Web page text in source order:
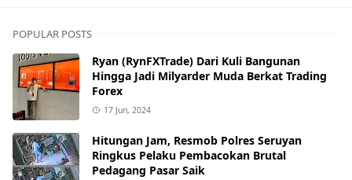
POPULAR POSTS
Ryan (RynFXTrade) Dari Kuli Bangunan
Hingga Jadi Milyarder Muda Berkat Trading
Forex
17 Jun, 2024
Hitungan Jam, Resmob Polres Seruyan
Ringkus Pelaku Pembacokan Brutal
Pedagang Pasar Saik